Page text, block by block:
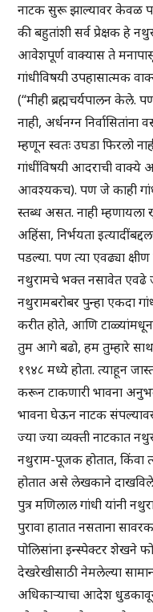
नाटक सुरू झाल्यावर केवळ
की बहुतांशी सर्व प्रेक्षक हे
आवेशपूर्ण वाक्यास ते
गांधीविषयी उपहासात्मक
(“मीही ब्रह्मचर्यपालन केले.
नाही, अर्धनग्न निर्वासितांना
म्हणून स्वतः उघडा फिरलो
गांधींविषयी आदराची वाक्ये
आवश्यकच). पण जे काही
स्तब्ध असत. नाही म्हणायला
अहिंसा, निर्भयता
पडल्या. पण त्या एवढ्या
नथुरामचे भक्त नसावेत एवढे
नथुरामबरोबर पुन्हा एकदा
करीत होते, आणि
तुम आगे बढो, हम तुम्हारे साथ
१९४८ मध्ये होता. त्याहून
करून टाकणारी भावना
भावना घेऊन नाटक
ज्या ज्या व्यक्ती नाटकात
नथुराम-पूजक होतात, किंवा
होतात असे लेखकाने दाखविले
पुत्र मणिलाल गांधी यांनी
पुरावा हातात नसताना
पोलिसांना इन्स्पेक्टर शेखने
देखरेखीसाठी नेमलेल्या
अधिकाऱ्याचा आदेश धुडकावून